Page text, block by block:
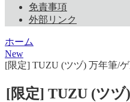
免責事項
外部リンク
ホーム
New
[限定] TUZU (ツヅ) 万年筆/
[限定] TUZU (ツヅ